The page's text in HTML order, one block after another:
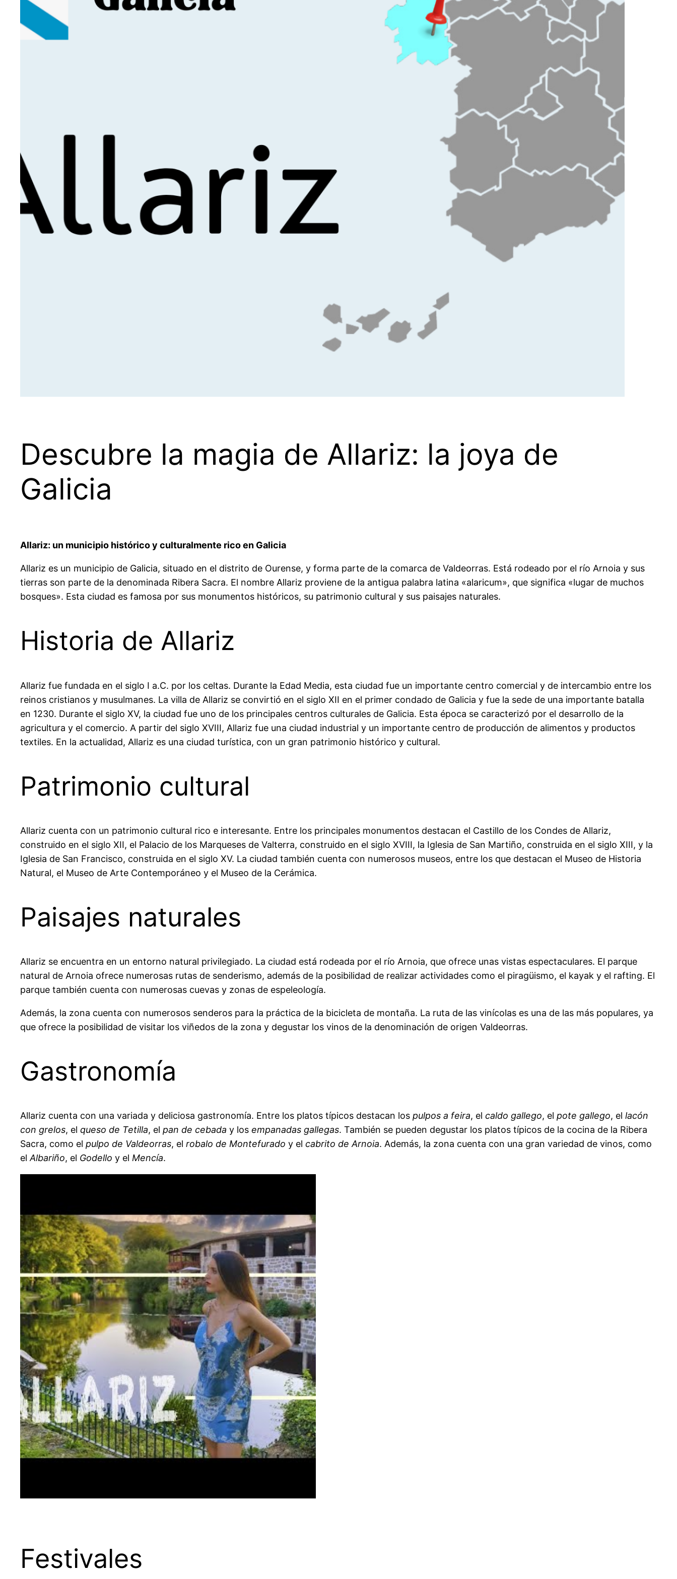
Descubre la magia de Allariz: la joya de
Galicia
Allariz: un municipio histórico y culturalmente rico en Galicia
Allariz es un municipio de Galicia, situado en el distrito de Ourense, y forma parte de la comarca de Valdeorras. Está rodeado por el río Arnoia y sus
tierras son parte de la denominada Ribera Sacra. El nombre Allariz proviene de la antigua palabra latina «alaricum», que significa «lugar de muchos
bosques». Esta ciudad es famosa por sus monumentos históricos, su patrimonio cultural y sus paisajes naturales.
Historia de Allariz
Allariz fue fundada en el siglo I a.C. por los celtas. Durante la Edad Media, esta ciudad fue un importante centro comercial y de intercambio entre los
reinos cristianos y musulmanes. La villa de Allariz se convirtió en el siglo XII en el primer condado de Galicia y fue la sede de una importante batalla
en 1230. Durante el siglo XV, la ciudad fue uno de los principales centros culturales de Galicia. Esta época se caracterizó por el desarrollo de la
agricultura y el comercio. A partir del siglo XVIII, Allariz fue una ciudad industrial y un importante centro de producción de alimentos y productos
textiles. En la actualidad, Allariz es una ciudad turística, con un gran patrimonio histórico y cultural.
Patrimonio cultural
Allariz cuenta con un patrimonio cultural rico e interesante. Entre los principales monumentos destacan el Castillo de los Condes de Allariz,
construido en el siglo XII, el Palacio de los Marqueses de Valterra, construido en el siglo XVIII, la Iglesia de San Martiño, construida en el siglo XIII, y la
Iglesia de San Francisco, construida en el siglo XV. La ciudad también cuenta con numerosos museos, entre los que destacan el Museo de Historia
Natural, el Museo de Arte Contemporáneo y el Museo de la Cerámica.
Paisajes naturales
Allariz se encuentra en un entorno natural privilegiado. La ciudad está rodeada por el río Arnoia, que ofrece unas vistas espectaculares. El parque
natural de Arnoia ofrece numerosas rutas de senderismo, además de la posibilidad de realizar actividades como el piragüismo, el kayak y el rafting. El
parque también cuenta con numerosas cuevas y zonas de espeleología.
Además, la zona cuenta con numerosos senderos para la práctica de la bicicleta de montaña. La ruta de las vinícolas es una de las más populares, ya
que ofrece la posibilidad de visitar los viñedos de la zona y degustar los vinos de la denominación de origen Valdeorras.
Gastronomía
Allariz cuenta con una variada y deliciosa gastronomía. Entre los platos típicos destacan los pulpos a feira, el caldo gallego, el pote gallego, el lacón
con grelos, el queso de Tetilla, el pan de cebada y los empanadas gallegas. También se pueden degustar los platos típicos de la cocina de la Ribera
Sacra, como el pulpo de Valdeorras, el robalo de Montefurado y el cabrito de Arnoia. Además, la zona cuenta con una gran variedad de vinos, como
elAlbariño, el Godello y el Mencía.
Festivales